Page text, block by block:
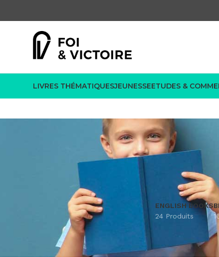
LIVRES THÉMATIQUESJEUNESSEETUDES &
ENGLISH BOOKS
24 Produits